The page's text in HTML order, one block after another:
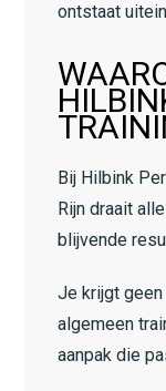
ontstaat
Bij Hilbink
Rijn draait
blijvende
Je krijgt
algemeen
aanpak die